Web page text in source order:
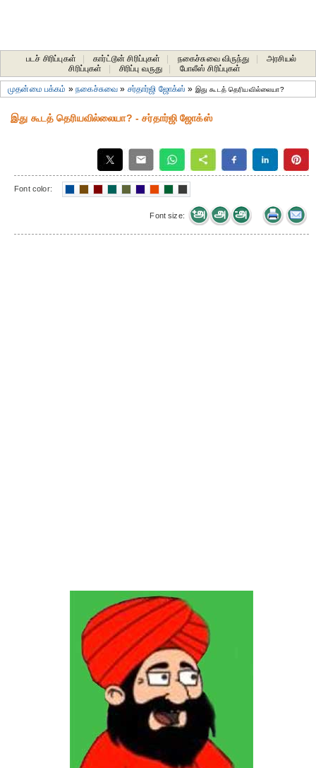
படச் சிரிப்புகள் கார்ட்டூன் சிரிப்புகள் நகைச்சுவை விருந்து
அரசியல்
சிரிப்புகள்
சிரிப்பு வருது போலீஸ் சிரிப்புகள்
முதன்மை பக்கம் »நகைச்சுவை » சர்தார்ஜி ஜோக்ஸ் » இது கூடத் தெரியவில்லையா?
இது கூடத் தெரியவில்லையா? - சர்தார்ஜி ஜோக்ஸ்
Font color:
Font size: